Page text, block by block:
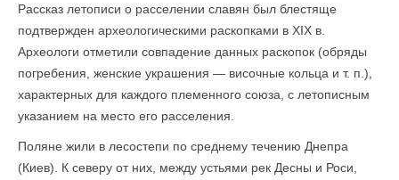
Рассказ летописи о расселении славян был блестяще
подтвержден археологическими раскопками в XIX в.
Археологи отметили совпадение данных раскопок (обряды
погребения, женские украшения — височные кольца и т. п.),
характерных для каждого племенного союза, с летописным
указанием на место его расселения.
Поляне жили в лесостепи по среднему течению Днепра
(Киев). К северу от них, между устьями рек Десны и Роси,